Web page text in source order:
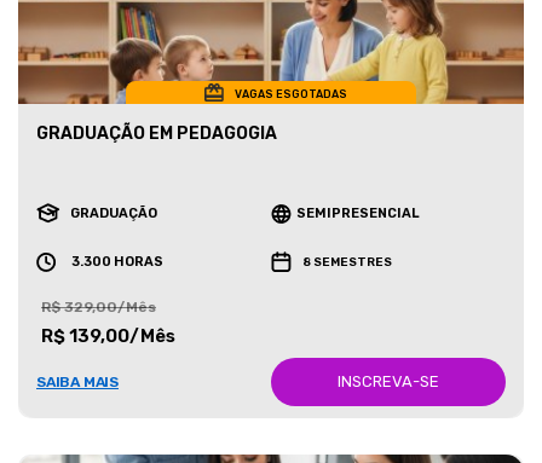
VAGAS ESGOTADAS
GRADUAÇÃO EM PEDAGOGIA
GRADUAÇÃO SEMIPRESENCIAL
3.300 HORAS 8 SEMESTRES
R$ 329,00/Mês
R$ 139,00/Mês
SAIBA MAIS INSCREVA-SE